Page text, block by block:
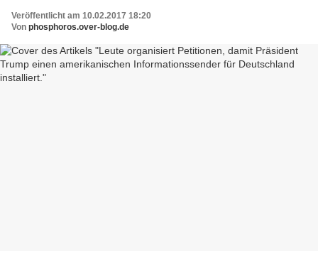
Veröffentlicht am 10.02.2017 18:20
Von phosphoros.over-blog.de